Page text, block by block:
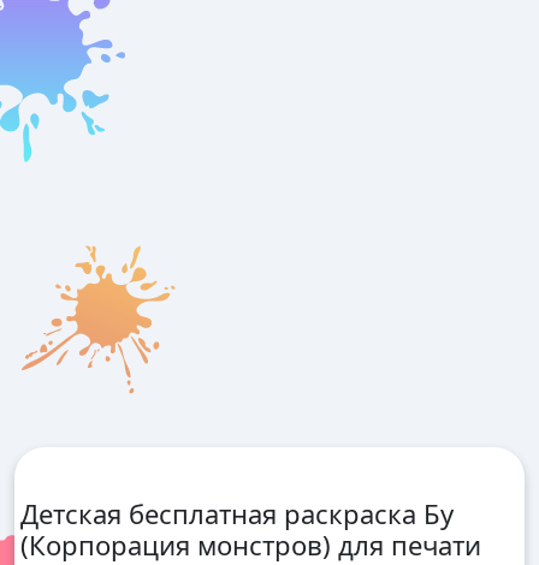
Детская бесплатная раскраска Бу
(Корпорация монстров) для печати